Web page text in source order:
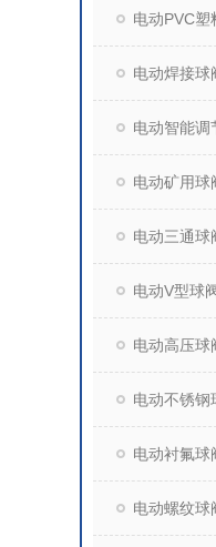
电动PVC塑
电动焊接球
电动智能调
电动矿用球
电动三通球
电动V型球
电动高压球
电动不锈钢
电动衬氟球
电动螺纹球